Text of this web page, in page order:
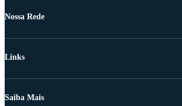
Nossa Rede
Links
Saiba Mais